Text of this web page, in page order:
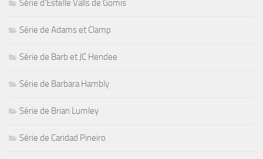
Série d'Estelle Valls de Gomis
Série de Adams et Clamp
Série de Barb et JC Hendee
Série de Barbara Hambly
Série de Brian Lumley
Série de Caridad Pineiro